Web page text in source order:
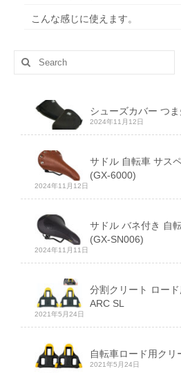
こんな感じに使えます。
Search
for:
シューズカバー つ
2024年11月12日
サドル 自転車 サス
(GX-6000)
2024年11月12日
サドル バネ付き 自
(GX-SN006)
2024年11月11日
分割クリート ロー
ARC SL
2021年5月24日
自転車ロード用ク
2021年5月24日